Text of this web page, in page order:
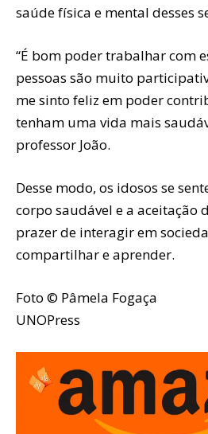
saúde física e mental desses
“É bom poder trabalhar com
pessoas são muito
me sinto feliz em poder
tenham uma vida mais
professor João.
Desse modo, os idosos se
corpo saudável e a aceitação
prazer de interagir em
compartilhar e aprender.
Foto © Pâmela Fogaça
UNOPress